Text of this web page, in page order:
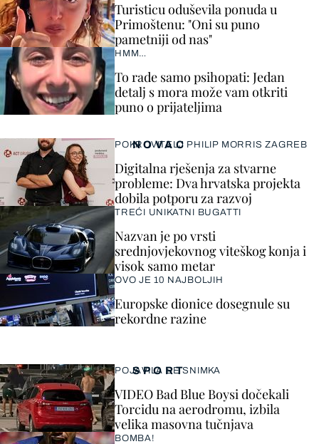
Turisticu oduševila ponuda u
Primoštenu: "Oni su puno
pametniji od nas"
HMM…
To rade samo psihopati: Jedan
detalj s mora može vam otkriti
puno o prijateljima
SPORT
POJAVILA SE SNIMKA
VIDEO Bad Blue Boysi dočekali
Torcidu na aerodromu, izbila
velika masovna tučnjava
BOMBA!
NOVAC
POKROVITELJ PHILIP MORRIS ZAGREB
Digitalna rješenja za stvarne
probleme: Dva hrvatska projekta
dobila potporu za razvoj
TREĆI UNIKATNI BUGATTI
Nazvan je po vrsti
srednjovjekovnog viteškog konja i
visok samo metar
OVO JE 10 NAJBOLJIH
Europske dionice dosegnule su
rekordne razine